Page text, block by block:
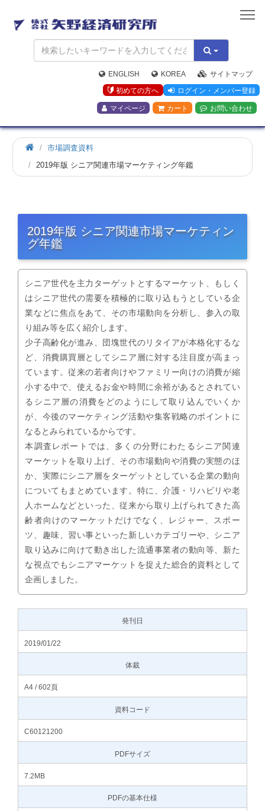
矢
野
経
済
研
究
所
ENGLISH KOREA
サイトマップ
初めての方へ
ログイン・メンバー登録
マイページ カート お問い合わせ
市場調査資料
2019年版 シニア関連市場マーケティング年鑑
2019年版 シニア関連市場マーケティン
グ年鑑
シニア世代を主力ターゲットとするマーケット、もしく
はシニア世代の需要を積極的に取り込もうとしている企
業などに焦点をあて、その市場動向を分析し、参入の取
り組み等を広く紹介します。
少子高齢化が進み、団塊世代のリタイアが本格化するな
ど、消費購買層としてシニア層に対する注目度が高まっ
ています。従来の若者向けやファミリー向けの消費が縮
小する中で、使えるお金や時間に余裕があるとされてい
るシニア層の消費をどのようにして取り込んでいくか
が、今後のマーケティング活動や集客戦略のポイントに
なるとみられているからです。
本調査レポートでは、多くの分野にわたるシニア関連
マーケットを取り上げ、その市場動向や消費の実態のほ
か、実際にシニア層をターゲットとしている企業の動向
についてもまとめています。特に、介護・リハビリや老
人ホームなどといった、従来から取り上げられてきた高
齢者向けのマーケットだけでなく、レジャー、スポー
ツ、趣味、習い事といった新しいカテゴリーや、シニア
取り込みに向けて動き出した流通事業者の動向等、新た
な視点でもシニアマーケットを捉えた総合的資料として
企画しました。
発刊日
2019/01/22
体裁
A4 / 602頁
資料コード
C60121200
PDFサイズ
7.2MB
PDFの基本仕様